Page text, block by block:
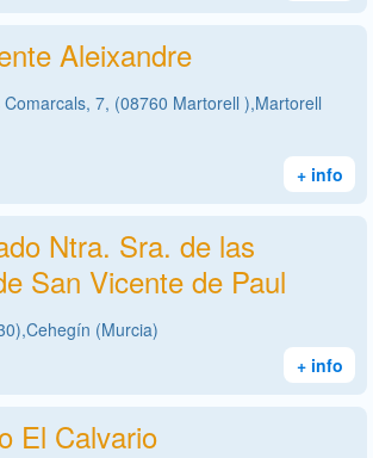
Aleixandre
7, (08760 Martorell ),Martorell
+ info
Ntra. Sra. de las
San Vicente de Paul
(Murcia)
+ info
El Calvario